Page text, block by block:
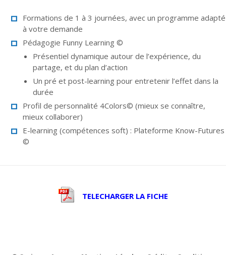
Formations de 1 à 3 journées, avec un programme adapté
à votre demande
Pédagogie Funny Learning ©
Présentiel dynamique autour de l’expérience, du
partage, et du plan d’action
Un pré et post-learning pour entretenir l’effet dans la
durée
Profil de personnalité 4Colors© (mieux se connaître,
mieux collaborer)
E-learning (compétences soft) : Plateforme Know-Futures
©
TELECHARGER LA FICHE